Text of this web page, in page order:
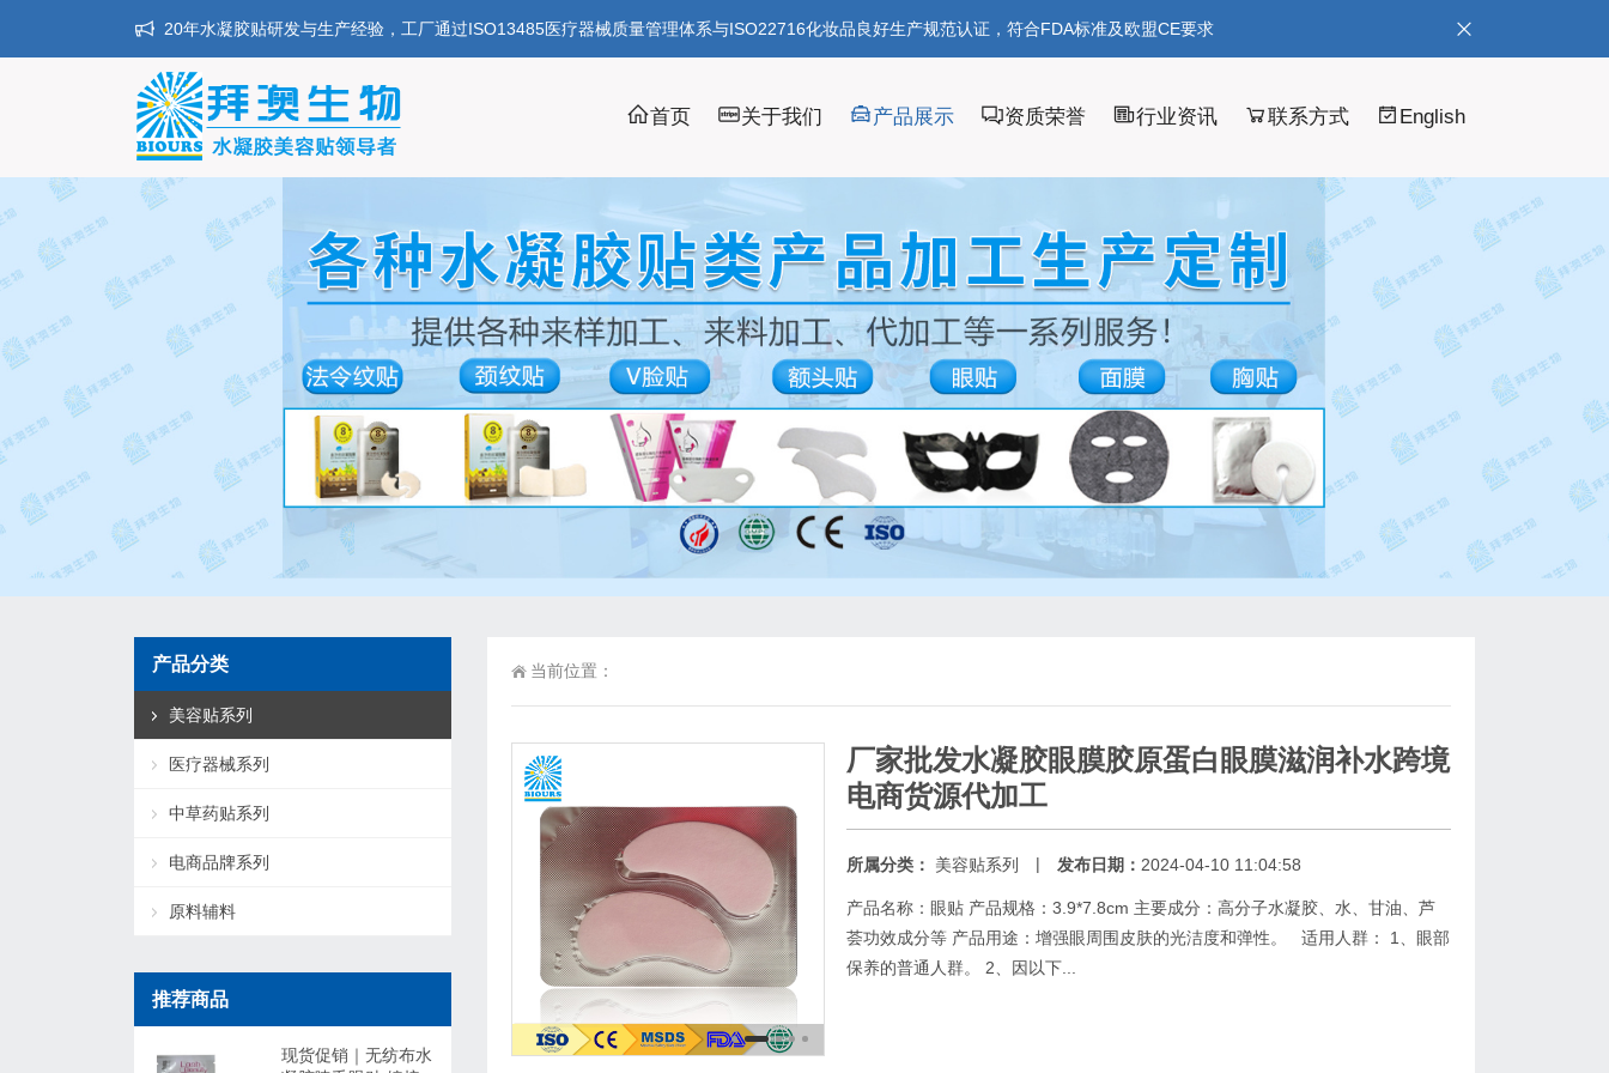
20年水凝胶贴研发与生产经验，工厂通过ISO13485医疗器械质量管理体系与ISO22716化妆品良好生产规范认证，符合FDA标准及欧盟CE要求
首页 关于我们 产品展示 资质荣誉 行业资讯 联系方式 English
当前位置：
厂家批发水凝胶眼膜胶原蛋白眼膜滋润补水跨境
电商货源代加工
所属分类： 美容贴系列 | 发布日期： 2024-04-10 11:04:58
产品名称：眼贴 产品规格：3.9*7.8cm 主要成分：高分子水凝胶、水、甘油、芦
荟功效成分等 产品用途：增强眼周围皮肤的光洁度和弹性。 适用人群： 1、眼部
保养的普通人群。 2、因以下...
产品分类
美容贴系列
医疗器械系列
中草药贴系列
电商品牌系列
原料辅料
推荐商品
现货促销｜无纺布水